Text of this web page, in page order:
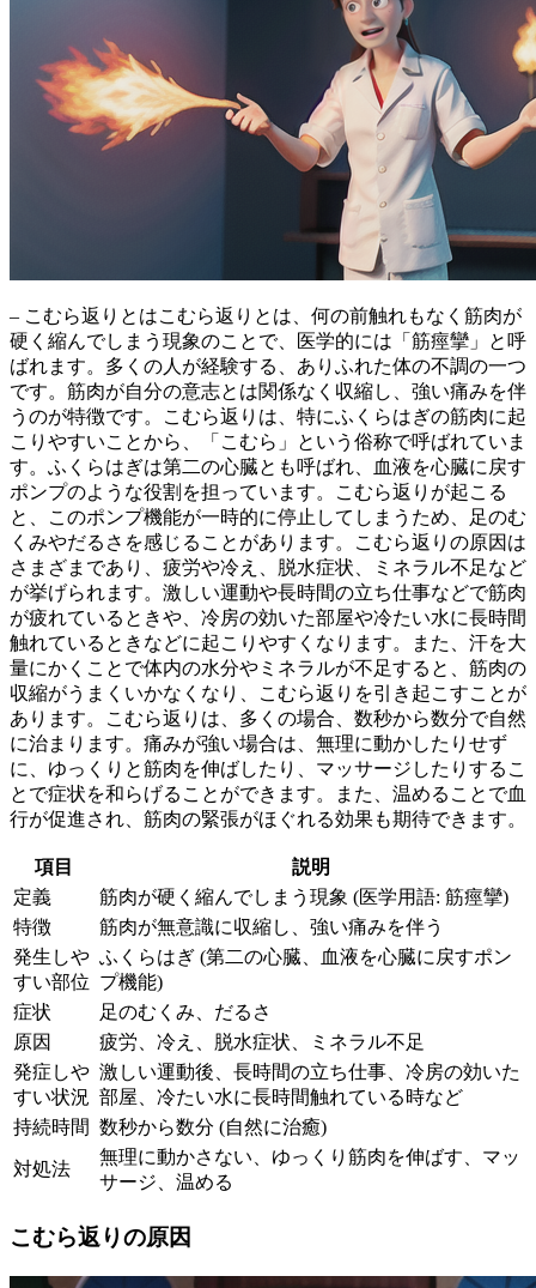
– こむら返りとはこむら返りとは、 何の前触れもなく筋肉が
硬く縮んでしまう現象のことで、医学的には「筋痙攣」と呼
ばれます。多くの人が経験する、ありふれた体の不調の一つ
です。筋肉が自分の意志とは関係なく収縮し、強い痛みを伴
うのが特徴です。こむら返りは、特にふくらはぎの筋肉に起
こりやすいことから、「こむら」という俗称で呼ばれていま
す。ふくらはぎは第二の心臓とも呼ばれ、
血液を心臓に戻す
ポンプのような役割 を担っています。こむら返りが起こる
と、このポンプ機能が一時的に停止してしまうため、足のむ
くみやだるさを感じることがあります。こむら返りの原因は
さまざまであり、 疲労や冷え、脱水症状、ミネラル不足など
が挙げられます。激しい運動や長時間の立ち仕事などで筋肉
が疲れているときや、冷房の効いた部屋や冷たい水に長時間
触れているときなどに起こりやすくなります。また、汗を大
量にかくことで体内の水分やミネラルが不足すると、筋肉の
収縮がうまくいかなくなり、こむら返りを引き起こすことが
あります。こむら返りは、多くの場合、 数秒から数分で自然
に治まります。痛みが強い場合は、無理に動かしたりせず
に、ゆっくりと筋肉を伸ばしたり、マッサージしたりするこ
とで症状を和らげることができます。また、温めることで血
行が促進され、筋肉の緊張がほぐれる効果も期待できます。
項目
説明
定義
筋肉が硬く縮んでしまう現象 (医学用語: 筋痙攣)
特徴
筋肉が無意識に収縮し、強い痛みを伴う
発生しや
すい部位
ふくらはぎ (第二の心臓、血液を心臓に戻すポン
プ機能)
症状
足のむくみ、だるさ
原因
疲労、冷え、脱水症状、ミネラル不足
発症しや
すい状況
激しい運動後、長時間の立ち仕事、冷房の効いた
部屋、冷たい水に長時間触れている時など
持続時間 数秒から数分 (自然に治癒)
対処法
無理に動かさない、ゆっくり筋肉を伸ばす、マッ
サージ、温める
こむら返りの原因